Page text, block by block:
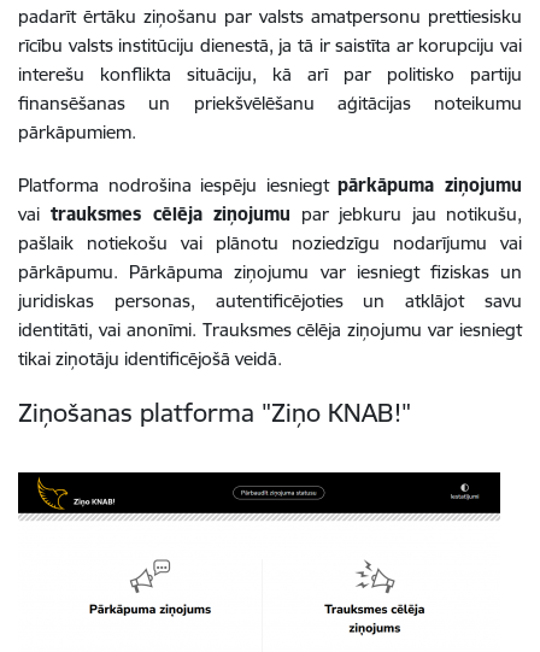
padarīt ērtāku ziņošanu par valsts amatpersonu prettiesisku
rīcību valsts institūciju dienestā, ja tā ir saistīta ar korupciju vai
interešu konflikta situāciju, kā arī par politisko partiju
finansēšanas un priekšvēlēšanu aģitācijas noteikumu
pārkāpumiem.
Platforma nodrošina iespēju iesniegtpārkāpuma ziņojumu
vai trauksmes cēlēja ziņojumu par jebkuru jau notikušu,
pašlaik notiekošu vai plānotu noziedzīgu nodarījumu vai
pārkāpumu. Pārkāpuma ziņojumu var iesniegt fiziskas un
juridiskas personas, autentificējoties un atklājot savu
identitāti, vai anonīmi. Trauksmes cēlēja ziņojumu var iesniegt
tikai ziņotāju identificējošā veidā.
Ziņošanas platforma "Ziņo KNAB!"